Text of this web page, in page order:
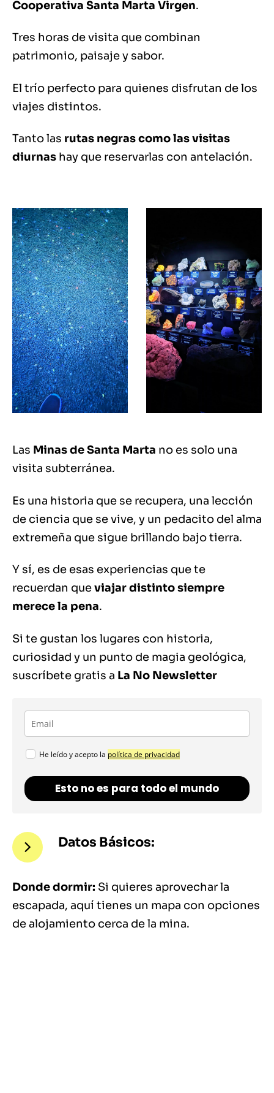
Cooperativa Santa Marta Virgen.
Tres horas de visita que combinan
patrimonio, paisaje y sabor.
El trío perfecto para quienes disfrutan de los
viajes distintos.
Tanto las rutas negras como las visitas
diurnas hay que reservarlas con antelación.
Las Minas de Santa Marta no es solo una
visita subterránea.
Es una historia que se recupera, una lección
de ciencia que se vive, y un pedacito del alma
extremeña que sigue brillando bajo tierra.
Y sí, es de esas experiencias que te
recuerdan queviajar distinto siempre
merece la pena.
Si te gustan los lugares con historia,
curiosidad y un punto de magia geológica,
suscríbete gratis a La No Newsletter
He leído y acepto la política de privacidad
Esto no es para todo el mundo
Datos Básicos:
Donde dormir: Si quieres aprovechar la
escapada, aquí tienes un mapa con opciones
de alojamiento cerca de la mina.